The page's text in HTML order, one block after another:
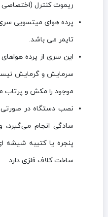
ریموت کنترل
تایمر می باشد.
این سری از پرده
سرمایش و گرمایش
موجود را مکش و پرتاب
نصب دستگاه در صورتی
سادگی انجام می‌گیرد،
پنجره یا کتیبه شیشه
ساخت کلاف فلزی دارد